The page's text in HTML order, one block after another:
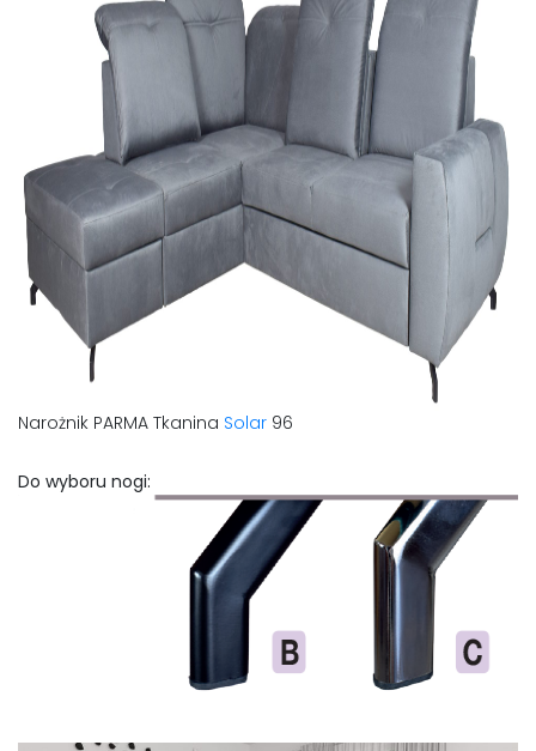
Narożnik PARMA Tkanina Solar 96
Do wyboru nogi: